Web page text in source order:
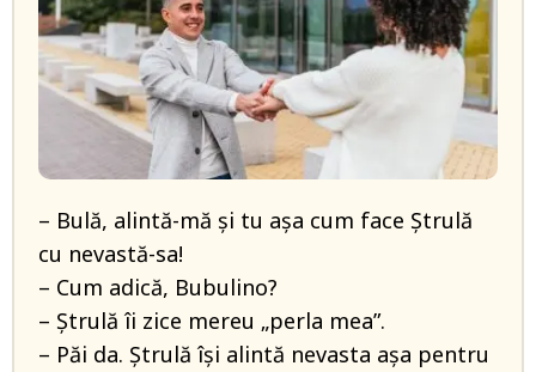
– Bulă, alintă-mă și tu așa cum face Ștrulă
cu nevastă-sa!
– Cum adică, Bubulino?
– Ștrulă îi zice mereu „perla mea”.
– Păi da. Ștrulă își alintă nevasta așa pentru